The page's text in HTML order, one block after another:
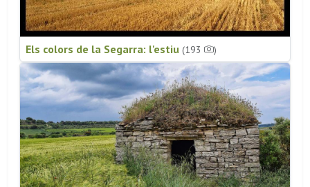
Els colors de la Segarra: l'estiu (193 )